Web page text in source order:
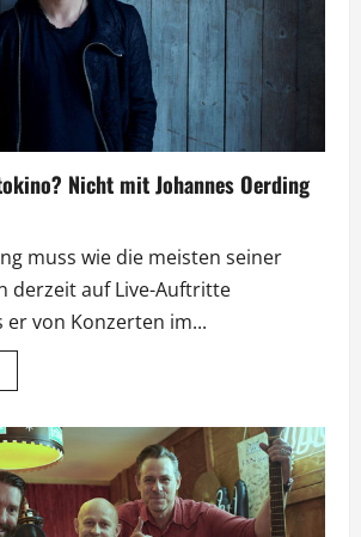
Nicht mit Johannes Oerding
muss wie die meisten seiner
derzeit auf Live-Auftritte
er von Konzerten im...
Autokino?